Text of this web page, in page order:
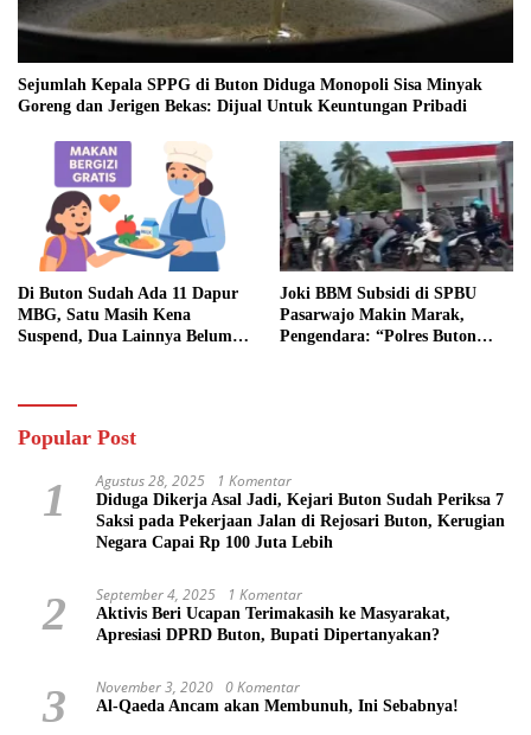
Sejumlah Kepala SPPG di Buton Diduga Monopoli Sisa Minyak
Goreng dan Jerigen Bekas: Dijual Untuk Keuntungan Pribadi
Di Buton Sudah Ada 11 Dapur
MBG, Satu Masih Kena
Suspend, Dua Lainnya Belum
Joki BBM Subsidi di SPBU
Pasarwajo Makin Marak,
Pengendara: “Polres Buton
Popular Post
1 Agustus 28, 2025 1 Komentar
Diduga Dikerja Asal Jadi, Kejari Buton Sudah Periksa 7
Saksi pada Pekerjaan Jalan di Rejosari Buton, Kerugian
Negara Capai Rp 100 Juta Lebih
2 September 4, 2025 1 Komentar
Aktivis Beri Ucapan Terimakasih ke Masyarakat,
Apresiasi DPRD Buton, Bupati Dipertanyakan?
3 November 3, 2020 0 Komentar
Al-Qaeda Ancam akan Membunuh, Ini Sebabnya!